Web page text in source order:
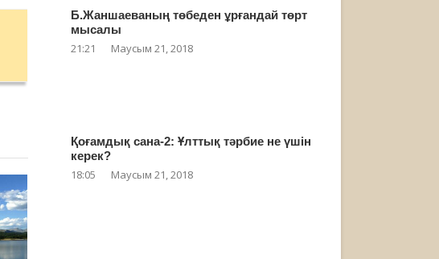
Б.Жаншаеваның төбеден ұрғандай төрт
мысалы
21:21 Маусым 21, 2018
Қоғамдық сана-2: Ұлттық тәрбие не үшін
керек?
18:05 Маусым 21, 2018